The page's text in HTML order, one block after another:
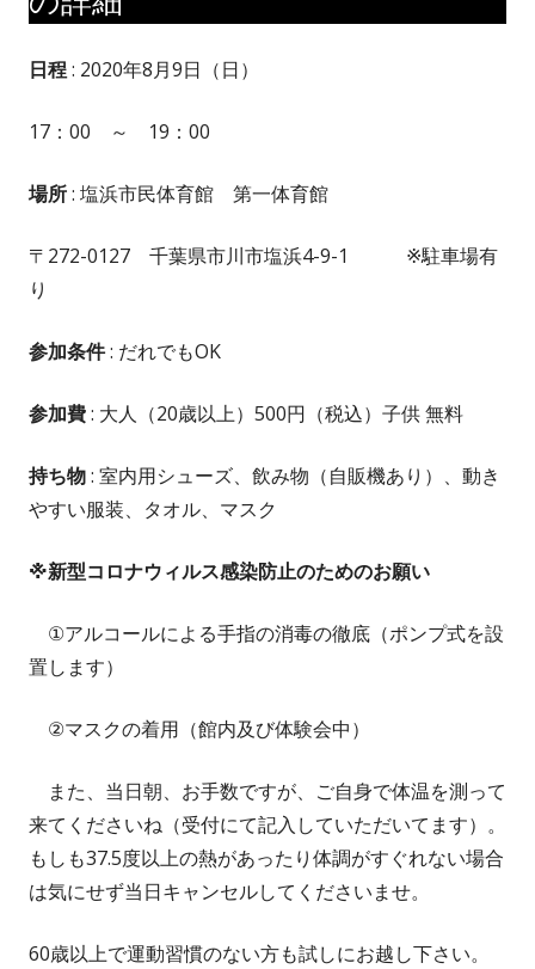
日程: 2020年8月9日（日）
17：00 ～ 19：00
場所: 塩浜市民体育館 第一体育館
〒272-0127 千葉県市川市塩浜4-9-1 ※駐車場有
り
参加条件: だれでもOK
参加費: 大人（20歳以上）500円（税込）子供 無料
持ち物: 室内用シューズ、飲み物（自販機あり）、動き
やすい服装、タオル、マスク
※新型コロナウィルス感染防止のためのお願い
①アルコールによる手指の消毒の徹底（ポンプ式を設
置します）
②マスクの着用（館内及び体験会中）
また、当日朝、お手数ですが、ご自身で体温を測って
来てくださいね（受付にて記入していただいてます）。
もしも37.5度以上の熱があったり体調がすぐれない場合
は気にせず当日キャンセルしてくださいませ。
60歳以上で運動習慣のない方も試しにお越し下さい。